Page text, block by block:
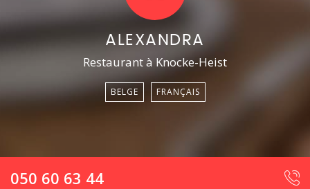
ALEXANDRA
Restaurant à Knocke-Heist
BELGE FRANÇAIS
050 60 63 44